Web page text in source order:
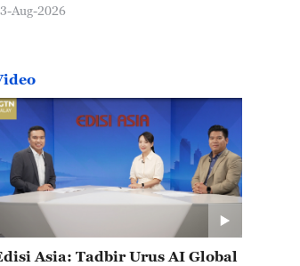
Aug-2026
Asia: Tadbir Urus AI Global